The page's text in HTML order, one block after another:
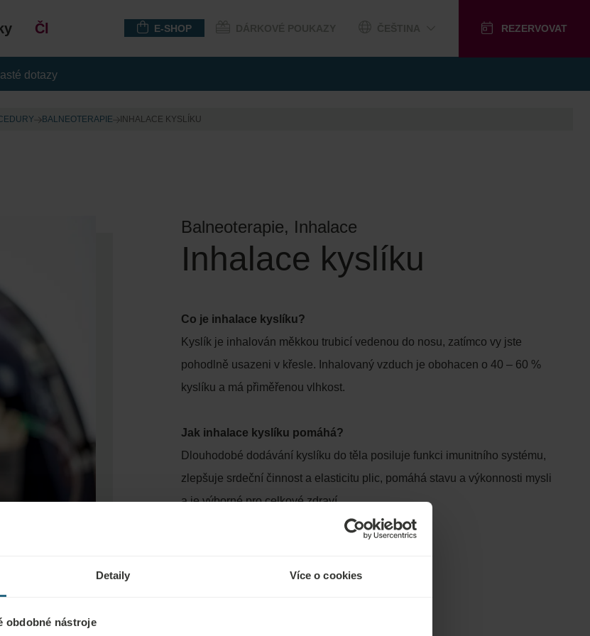
Detaily Více o cookies
obdobné nástroje
Členství E-SHOP REZERVOVAT
dotazy
BALNEOTERAPIE INHALACE KYSLÍKU
Balneoterapie, Inhalace
Inhalace kyslíku
Co je inhalace kyslíku?
Kyslík je inhalován měkkou trubicí vedenou do nosu, zatímco vy jste
pohodlně usazeni v křesle. Inhalovaný vzduch je obohacen o 40 – 60 %
kyslíku a má přiměřenou vlhkost.
Jak inhalace kyslíku pomáhá?
Dlouhodobé dodávání kyslíku do těla posiluje funkci imunitního systému,
zlepšuje srdeční činnost a elasticitu plic, pomáhá stavu a výkonnosti mysli
a je výborné pro celkové zdraví.